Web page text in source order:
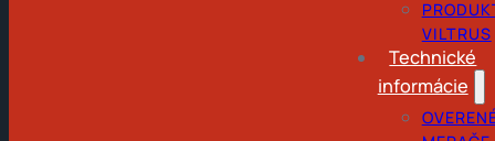
VILTRUS
Technické
informácie